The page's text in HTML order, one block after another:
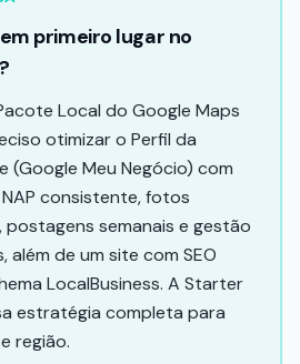
primeiro lugar no
Local do Google Maps
otimizar o Perfil da
(Google Meu Negócio) com
consistente, fotos
semanais e gestão
além de um site com SEO
LocalBusiness. A Starter
estratégia completa para
região.